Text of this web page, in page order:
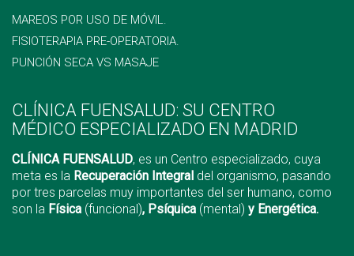
MAREOS POR USO DE MÓVIL.
FISIOTERAPIA PRE-OPERATORIA.
PUNCIÓN SECA VS MASAJE
CLÍNICA FUENSALUD: SU CENTRO
MÉDICO ESPECIALIZADO EN MADRID
CLÍNICA FUENSALUD, es un Centro especializado, cuya
meta es la Recuperación Integral del organismo, pasando
por tres parcelas muy importantes del ser humano, como
son la Física (funcional), Psíquica (mental) y Energética.